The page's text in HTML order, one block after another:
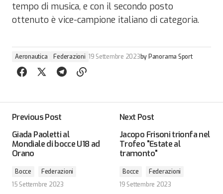
tempo di musica, e con il secondo posto
ottenuto è vice-campione italiano di categoria.
Aeronautica Federazioni 19 Settembre 2023byPanorama Sport
Previous Post
Giada Paoletti al
Mondiale di bocce U18 ad
Orano
Bocce
Federazioni
15 Settembre 2023
Next Post
Jacopo Frisoni trionfa nel
Trofeo "Estate al
tramonto"
Bocce
Federazioni
19 Settembre 2023